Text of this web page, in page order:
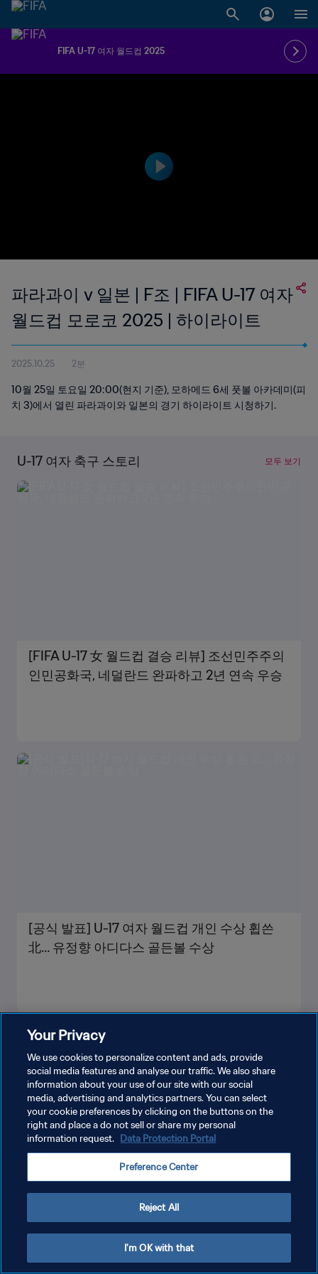
FIFA U-17 여자 월드컵 2025
파라과이 v 일본 | F조 | FIFA U-17 여자
월드컵 모로코 2025 | 하이라이트
2025.10.25 2분
10월 25일 토요일 20:00(현지 기준), 모하메드 6세 풋볼 아카데미(피
치 3)에서 열린 파라과이와 일본의 경기 하이라이트 시청하기.
U-17 여자 축구 스토리 모두 보기
[FIFA U-17 女 월드컵 결승 리뷰] 조선민주주의
인민공화국, 네덜란드 완파하고 2년 연속 우승
[공식 발표] U-17 여자 월드컵 개인 수상 휩쓴
北… 유정향 아디다스 골든볼 수상
개인정보 보호정책
쿠키 기본 설정 관리
Copyright © 1994 - 2026 FIFA. All rights reserved.
Your Privacy
We use cookies to personalize content and ads, provide
social media features and analyse our traffic. We also share
information about your use of our site with our social
media, advertising and analytics partners. You can select
your cookie preferences by clicking on the buttons on the
right and place a do not sell or share my personal
information request. Data Protection Portal
Preference Center
Reject All
I'm OK with that